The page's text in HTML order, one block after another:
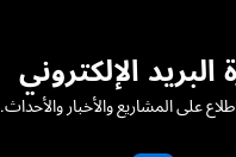
البريد الإلكتروني
على المشاريع والأخبار والأحداث.